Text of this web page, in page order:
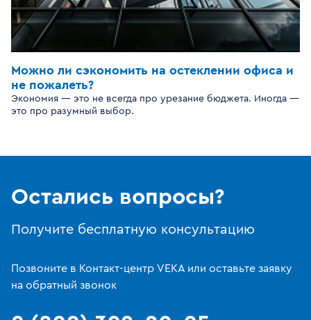
Можно ли сэкономить на остеклении офиса и
не пожалеть?
Экономия — это не всегда про урезание бюджета. Иногда —
это про разумный выбор.
Остались вопросы?
Получите бесплатную консультацию
Позвоните в Контакт-центр VEKA или оставьте заявку
на обратный звонок